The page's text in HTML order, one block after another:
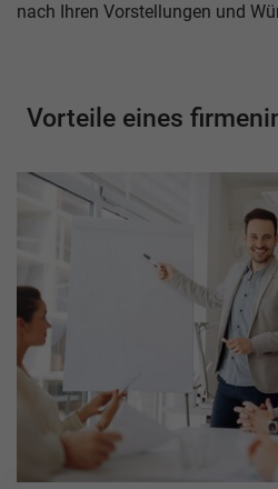
nach Ihren Vorstellungen und
Vorteile eines